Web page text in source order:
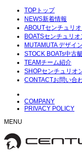
TOP トップ
NEWS新着情報
ABOUTセンチュリ
BOATSセンチュリ
MUTAMUTA デザイン
STOCK BOATs中古
TEAMチーム紹介
SHOPセンチュリオ
CONTACTお問い合
COMPANY
PRIVACY POLICY
MENU